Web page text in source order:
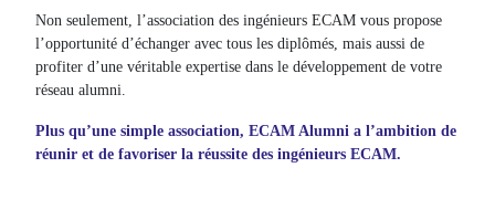
Non seulement, l’association des ingénieurs ECAM vous propose
l’opportunité d’échanger avec tous les diplômés, mais aussi de
profiter d’une véritable expertise dans le développement de votre
réseau alumni.
Plus qu’une simple association, ECAM Alumni a l’ambition de
réunir et de favoriser la réussite des ingénieurs ECAM.